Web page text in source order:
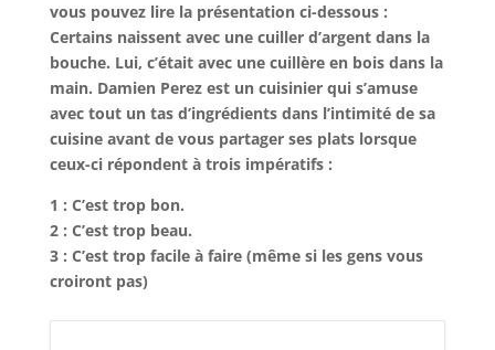
vous pouvez lire la présentation ci-dessous :
Certains naissent avec une cuiller d’argent dans la
bouche. Lui, c’était avec une cuillère en bois dans la
main. Damien Perez est un cuisinier qui s’amuse
avec tout un tas d’ingrédients dans l’intimité de sa
cuisine avant de vous partager ses plats lorsque
ceux-ci répondent à trois impératifs :
1 : C’est trop bon.
2 : C’est trop beau.
3 : C’est trop facile à faire (même si les gens vous
croiront pas)